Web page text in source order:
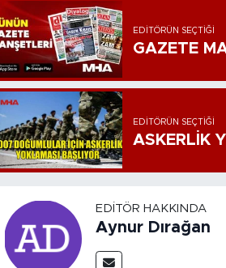
EDITÖRÜN SEÇTIĞI
GAZETE
EDITÖRÜN SEÇTIĞI
ASKERLİK
EDITÖR HAKKINDA
Aynur Dırağan